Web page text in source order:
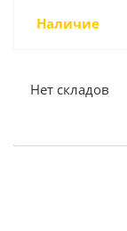
Наличие
Нет складов